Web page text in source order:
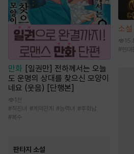
만화 [일권만] 전하께서는 오늘
도 운명의 상대를 찾으신 모양이
네요 (웃음) [단행본]
1천
#직진녀 # 계약관계 #능력녀 #후회남
#복수
판타지 소설
소설
#현대